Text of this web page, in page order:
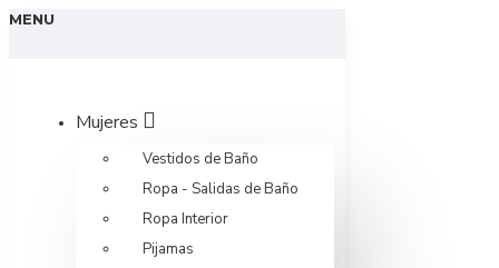
MENU
Mujeres
Vestidos de Baño
Ropa - Salidas de Baño
Ropa Interior
Pijamas